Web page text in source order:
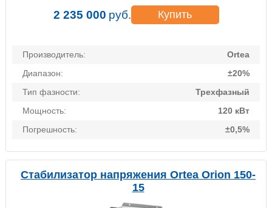
Производитель:
Ortea
Диапазон:
±20%
Тип фазности:
Трехфазный
Мощность:
120 кВт
Погрешность:
±0,5%
2 235 000 руб. Купить
Стабилизатор напряжения Ortea Orion 150-
15